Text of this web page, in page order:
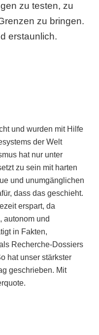
zu testen, zu
zu bringen.
erstaunlich.
und wurden mit Hilfe
der Welt
hat nur unter
zu sein mit harten
und unumgänglichen
dass das geschieht.
erspart, da
autonom und
in Fakten,
Recherche-Dossiers
hat unser stärkster
geschrieben. Mit